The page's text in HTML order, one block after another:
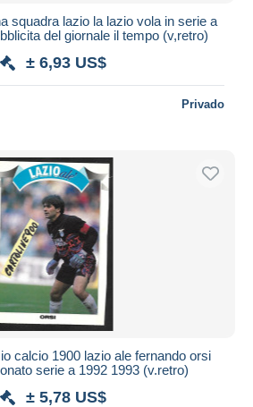
squadra lazio la lazio vola in serie a
del giornale il tempo (v,retro)
± 6,93 US$
Privado
calcio 1900 lazio ale fernando orsi
serie a 1992 1993 (v.retro)
± 5,78 US$